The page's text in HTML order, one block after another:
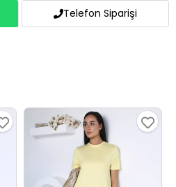
Telefon Siparişi